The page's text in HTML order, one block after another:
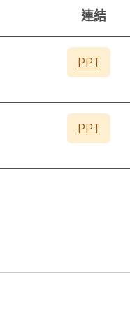
連結
PPT
PPT